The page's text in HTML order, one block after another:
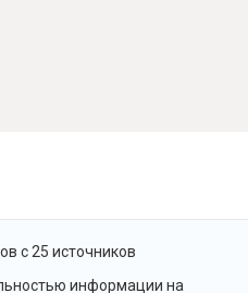
с 25 источников
информации на